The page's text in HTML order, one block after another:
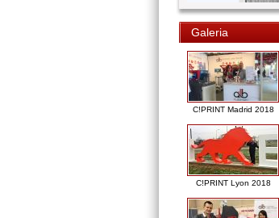
Galeria
C!PRINT Madrid 2018
C!PRINT Lyon 2018